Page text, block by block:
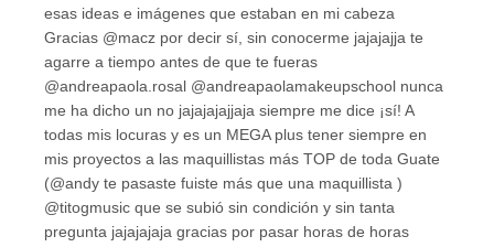
esas ideas e imágenes que estaban en mi cabeza
Gracias @macz por decir sí, sin conocerme jajajajja te
agarre a tiempo antes de que te fueras
@andreapaola.rosal @andreapaolamakeupschool nunca
me ha dicho un no jajajajajjaja siempre me dice ¡sí! A
todas mis locuras y es un MEGA plus tener siempre en
mis proyectos a las maquillistas más TOP de toda Guate
(@andy te pasaste fuiste más que una maquillista )
@titogmusic que se subió sin condición y sin tanta
pregunta jajajajaja gracias por pasar horas de horas